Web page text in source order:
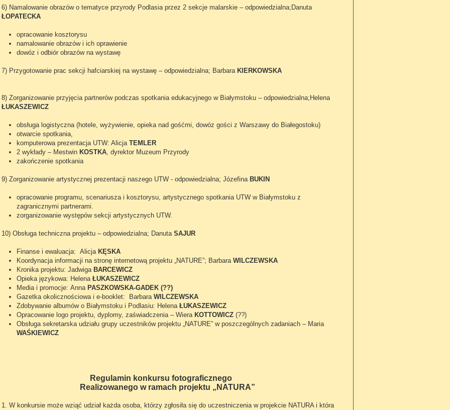
6) Namalowanie obrazów o tematyce przyrody Podlasia przez 2 sekcje malarskie – odpowiedzialna;Danuta
ŁOPATECKA
opracowanie kosztorysu
namalowanie obrazów i ich oprawienie
dowóz i odbiór obrazów na wystawę
7) Przygotowanie prac sekcji hafciarskiej na wystawę – odpowiedzialna; BarbaraKIERKOWSKA
8) Zorganizowanie przyjęcia partnerów podczas spotkania edukacyjnego w Białymstoku – odpowiedzialna;Helena
ŁUKASZEWICZ
obsługa logistyczna (hotele, wyżywienie, opieka nad gośćmi, dowóz gości z Warszawy do Białegostoku)
otwarcie spotkania,
komputerowa prezentacja UTW: Alicja TEMLER
2 wykłady – Mestwin KOSTKA, dyrektor Muzeum Przyrody
zakończenie spotkania
9) Zorganizowanie artystycznej prezentacji naszego UTW - odpowiedzialna; Józefina BUKIN
opracowanie programu, scenariusza i kosztorysu, artystycznego spotkania UTW w Białymstoku z
zagranicznymi partnerami.
zorganizowanie występów sekcji artystycznych UTW.
10) Obsługa techniczna projektu – odpowiedzialna; Danuta SAJUR
Finanse i ewaluacja: Alicja KĘSKA
Koordynacja informacji na stronę internetową projektu „NATURE”; Barbara WILCZEWSKA
Kronika projektu: Jadwiga BARCEWICZ
Opieka językowa: HelenaŁUKASZEWICZ
Media i promocje: Anna PASZKOWSKA-GADEK (??)
Gazetka okolicznościowa i e-booklet: Barbara WILCZEWSKA
Zdobywanie albumów o Białymstoku i Podlasiu: HelenaŁUKASZEWICZ
Opracowanie logo projektu, dyplomy, zaświadczenia – Wiera KOTTOWICZ (??)
Obsługa sekretarska udziału grupy uczestników projektu „NATURE” w poszczególnych zadaniach – Maria
WAŚKIEWICZ
Regulamin konkursu fotograficznego
Realizowanego w ramach projektu „NATURA”
1. W konkursie może wziąć udział każda osoba, którzy zgłosiła się do uczestniczenia w projekcie NATURA i która